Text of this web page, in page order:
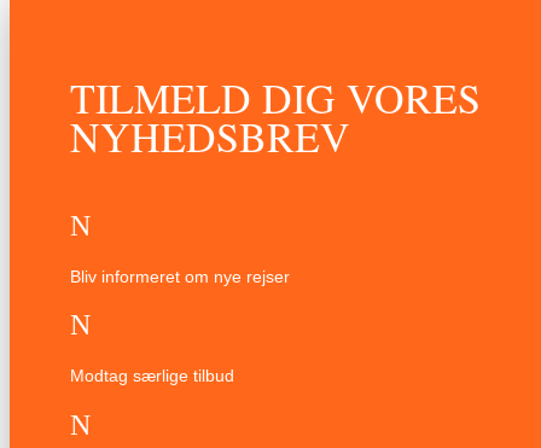
TILMELD DIG VORES
NYHEDSBREV
N
Bliv informeret om nye rejser
N
Modtag særlige tilbud
N